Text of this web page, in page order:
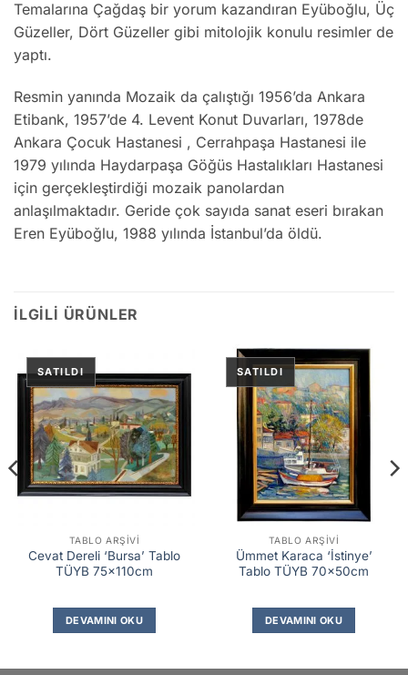
Temalarına Çağdaş bir yorum kazandıran Eyüboğlu, Üç
Güzeller, Dört Güzeller gibi mitolojik konulu resimler de
yaptı.
Resmin yanında Mozaik da çalıştığı 1956’da Ankara
Etibank, 1957’de 4. Levent Konut Duvarları, 1978de
Ankara Çocuk Hastanesi , Cerrahpaşa Hastanesi ile
1979 yılında Haydarpaşa Göğüs Hastalıkları Hastanesi
için gerçekleştirdiği mozaik panolardan
anlaşılmaktadır. Geride çok sayıda sanat eseri bırakan
Eren Eyüboğlu, 1988 yılında İstanbul’da öldü.
İLGILI ÜRÜNLER
TABLO ARŞIVI
Cevat Dereli ‘Bursa’ Tablo
TÜYB 75x110cm
DEVAMINI OKU
TABLO ARŞIVI
Ümmet Karaca ‘İstinye’
Tablo TÜYB 70x50cm
DEVAMINI OKU